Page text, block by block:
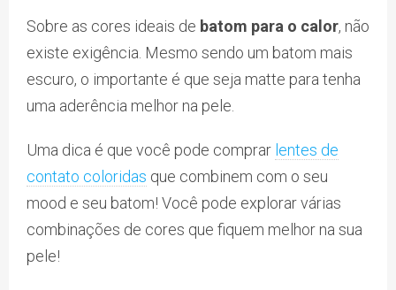
Sobre as cores ideais de batom para o calor, não
existe exigência. Mesmo sendo um batom mais
escuro, o importante é que seja matte para tenha
uma aderência melhor na pele.
Uma dica é que você pode comprar lentes de
contato coloridas que combinem com o seu
mood e seu batom! Você pode explorar várias
combinações de cores que fiquem melhor na sua
pele!